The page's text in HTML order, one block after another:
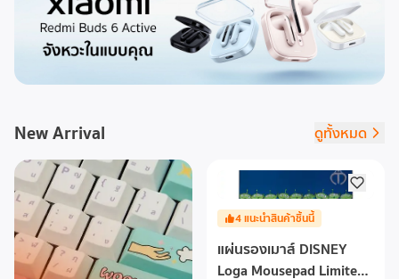
New Arrival ดูทั้งหมด
4แนะนำสินค้าชิ้นนี้
แผ่นรองเมาส์ DISNEY
Loga Mousepad Limited